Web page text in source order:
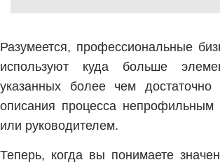
Разумеется, профессиональные
используют куда больше
указанных более чем достаточно
описания процесса непрофильным
или руководителем.
Теперь, когда вы понимаете